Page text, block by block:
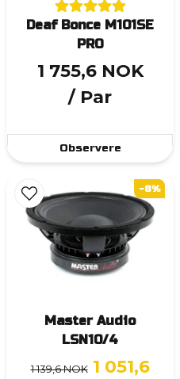
Deaf Bonce M101SE
PRO
1 755,6 NOK
/ Par
Observere
Master Audio
LSN10/4
1 139,6 NOK 1 051,6
-8%